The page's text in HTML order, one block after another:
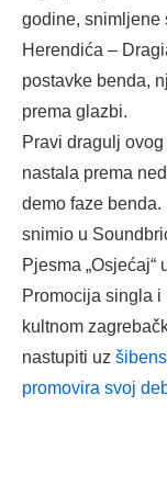
godine, snimljene
Herendića –
postavke benda,
prema glazbi.
Pravi dragulj ovog
nastala prema
demo faze
snimio u
Pjesma
Promocija singla i
kultnom
nastupiti uz
promovira svoj